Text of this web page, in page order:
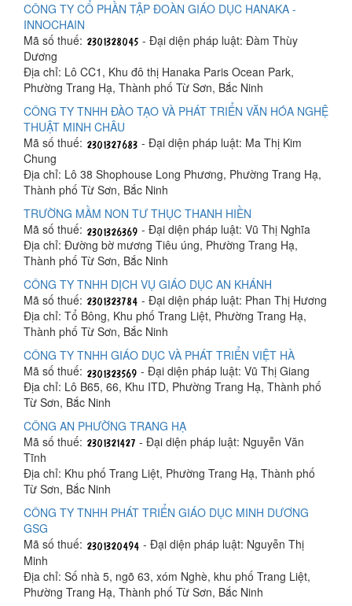
CÔNG TY CỔ PHẦN TẬP ĐOÀN GIÁO DỤC HANAKA -
INNOCHAIN
Mã số thuế:
- Đại diện pháp luật: Đàm Thùy
Dương
Địa chỉ: Lô CC1, Khu đô thị Hanaka Paris Ocean Park,
Phường Trang Hạ, Thành phố Từ Sơn, Bắc Ninh
CÔNG TY TNHH ĐÀO TẠO VÀ PHÁT TRIỂN VĂN HÓA NGHỆ
THUẬT MINH CHÂU
Mã số thuế:
- Đại diện pháp luật: Ma Thị Kim
Chung
Địa chỉ: Lô 38 Shophouse Long Phương, Phường Trang Hạ,
Thành phố Từ Sơn, Bắc Ninh
TRƯỜNG MẦM NON TƯ THỤC THANH HIỀN
Mã số thuế:
- Đại diện pháp luật: Vũ Thị Nghĩa
Địa chỉ: Đường bờ mương Tiêu úng, Phường Trang Hạ,
Thành phố Từ Sơn, Bắc Ninh
CÔNG TY TNHH DỊCH VỤ GIÁO DỤC AN KHÁNH
Mã số thuế:
- Đại diện pháp luật: Phan Thị Hương
Địa chỉ: Tổ Bông, Khu phố Trang Liệt, Phường Trang Hạ,
Thành phố Từ Sơn, Bắc Ninh
CÔNG TY TNHH GIÁO DỤC VÀ PHÁT TRIỂN VIỆT HÀ
Mã số thuế:
- Đại diện pháp luật: Vũ Thị Giang
Địa chỉ: Lô B65, 66, Khu ITD, Phường Trang Hạ, Thành phố
Từ Sơn, Bắc Ninh
CÔNG AN PHƯỜNG TRANG HẠ
Mã số thuế:
- Đại diện pháp luật: Nguyễn Văn
Tĩnh
Địa chỉ: Khu phố Trang Liệt, Phường Trang Hạ, Thành phố
Từ Sơn, Bắc Ninh
CÔNG TY TNHH PHÁT TRIỂN GIÁO DỤC MINH DƯƠNG
GSG
Mã số thuế:
- Đại diện pháp luật: Nguyễn Thị
Minh
Địa chỉ: Số nhà 5, ngõ 63, xóm Nghè, khu phố Trang Liệt,
Phường Trang Hạ, Thành phố Từ Sơn, Bắc Ninh